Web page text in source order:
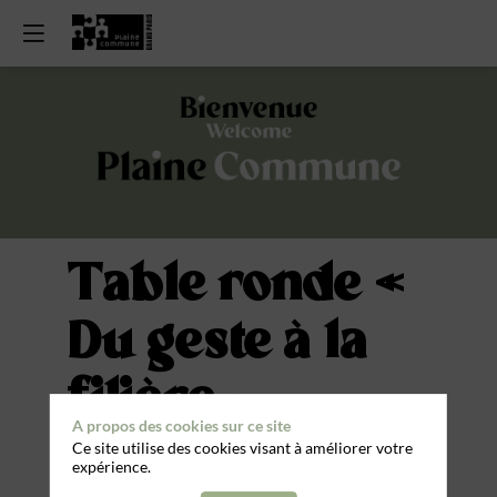
Table ronde «
Du geste à la
filière :
transmettre,
A propos des cookies sur ce site
Ce site utilise des cookies visant à améliorer votre
expérience.